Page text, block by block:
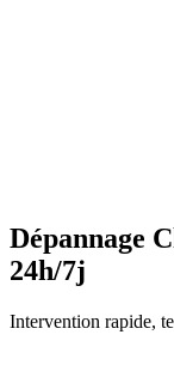
Dépannage
24h/7j
Intervention rapide,